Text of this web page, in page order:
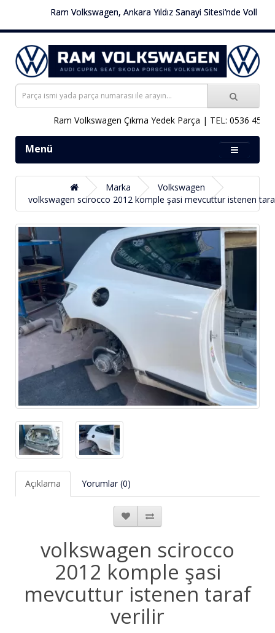
Ram Volkswagen, Ankara Yıldız Sanayi Sitesi’nde
Ram Volkswagen Çıkma Yedek Parça | TEL: 0536 451 78
Menü
Marka
Volkswagen
volkswagen scirocco 2012 komple şasi mevcuttur istenen
Açıklama Yorumlar (0)
volkswagen scirocco
2012 komple şasi
mevcuttur istenen taraf
verilir